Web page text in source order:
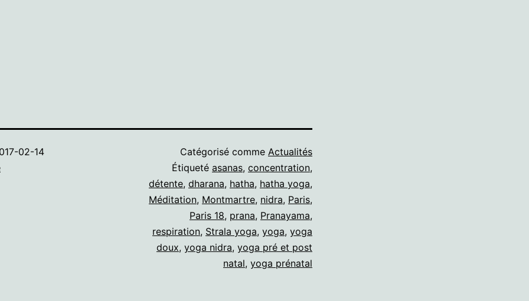
02-14
Catégorisé comme Actualités
Étiqueté asanas, concentration,
détente, dharana, hatha, hatha yoga,
Méditation, Montmartre, nidra, Paris,
Paris 18, prana, Pranayama,
respiration, Strala yoga, yoga, yoga
doux, yoga nidra, yoga pré et post
natal, yoga prénatal